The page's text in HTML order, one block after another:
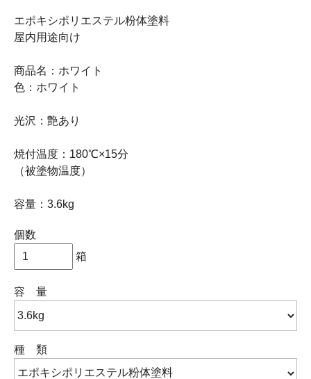
エポキシポリエステル粉体塗料
屋内用途向け
商品名：ホワイト
色：ホワイト
光沢：艶あり
焼付温度：180℃×15分
（被塗物温度）
容量：3.6kg
個数
箱
容 量
種 類